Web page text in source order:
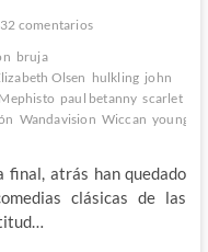
comentarios
bruja
Olsen hulkling john
Mephisto paul betanny scarlet
Wandavision Wiccan young
final, atrás han quedado
clásicas de las